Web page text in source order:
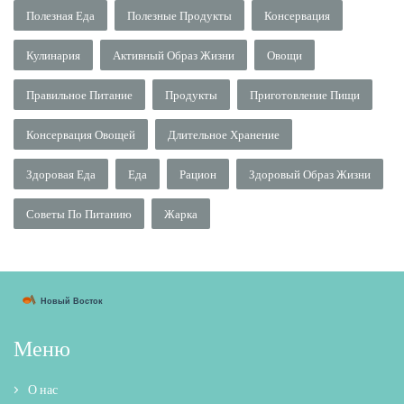
Полезная Еда Полезные Продукты Консервация
Кулинария Активный Образ Жизни Овощи
Правильное Питание Продукты Приготовление Пищи
Консервация Овощей Длительное Хранение
Здоровая Еда Еда Рацион Здоровый Образ Жизни
Советы По Питанию Жарка
Меню
О нас